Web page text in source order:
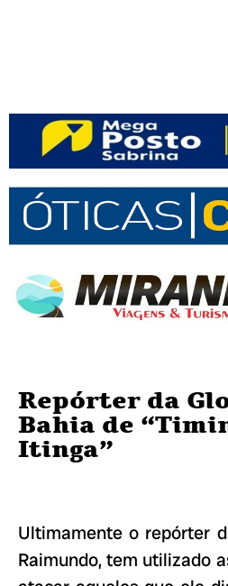
Repórter da
Bahia de
Itinga”
Ultimamente o repórter
Raimundo, tem utilizado